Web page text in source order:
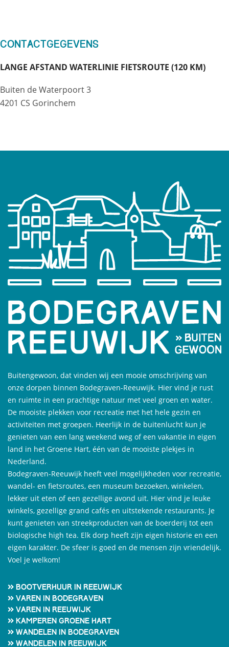
Contactgegevens
LANGE AFSTAND WATERLINIE FIETSROUTE (120 KM)
Buiten de Waterpoort 3
4201 CS Gorinchem
Buitengewoon, dat vinden wij een mooie omschrijving van
onze dorpen binnen Bodegraven-Reeuwijk. Hier vind je rust
en ruimte in een prachtige natuur met veel groen en water.
De mooiste plekken voor recreatie met het hele gezin en
activiteiten met groepen. Heerlijk in de buitenlucht kun je
genieten van een lang weekend weg of een vakantie in eigen
land in het Groene Hart, één van de mooiste plekjes in
Nederland.
Bodegraven-Reeuwijk heeft veel mogelijkheden voor recreatie,
wandel- en fietsroutes, een museum bezoeken, winkelen,
lekker uit eten of een gezellige avond uit. Hier vind je leuke
winkels, gezellige grand cafés en uitstekende restaurants. Je
kunt genieten van streekproducten van de boerderij tot een
biologische high tea. Elk dorp heeft zijn eigen historie en een
eigen karakter. De sfeer is goed en de mensen zijn vriendelijk.
Voel je welkom!
Bootverhuur in Reeuwijk
Varen in Bodegraven
Varen in Reeuwijk
Kamperen Groene Hart
Wandelen in Bodegraven
Wandelen in Reeuwijk